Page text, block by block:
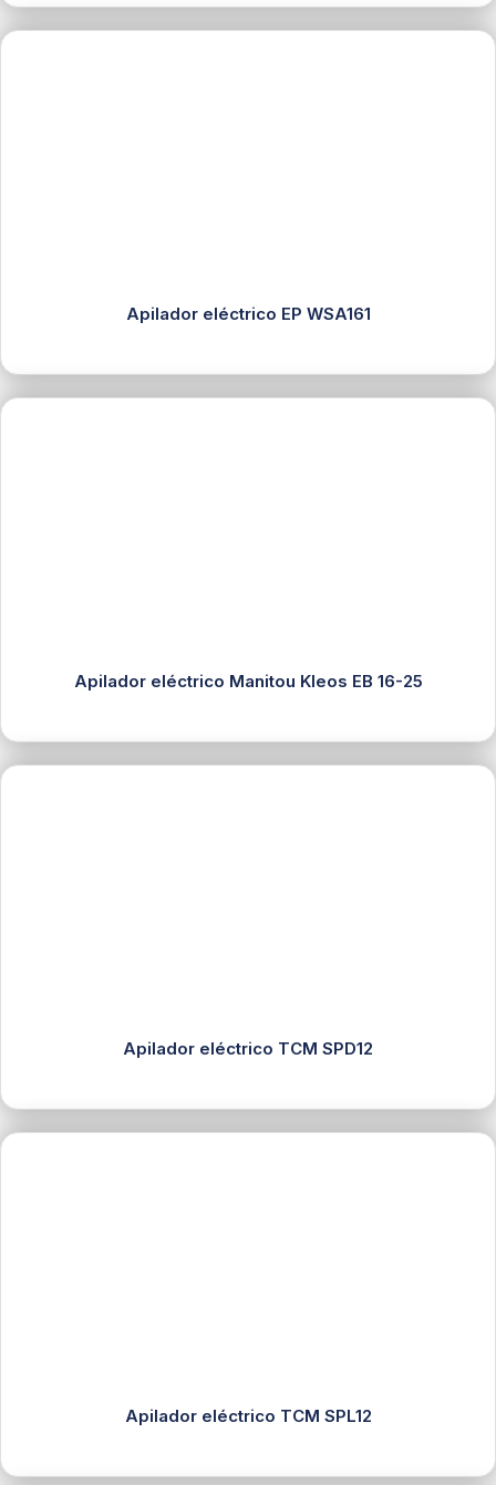
Apilador eléctrico EP WSA161
Apilador eléctrico Manitou Kleos EB 16-25
Apilador eléctrico TCM SPD12
Apilador eléctrico TCM SPL12